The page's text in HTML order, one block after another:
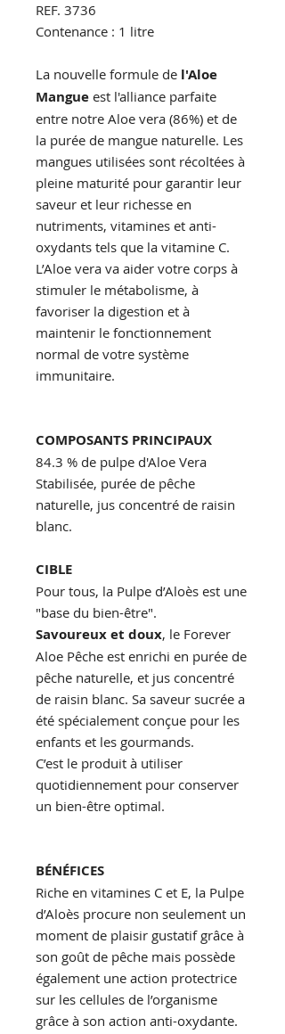
REF. 3736
Contenance : 1 litre
La nouvelle formule de l'Aloe
Mangue est l'alliance parfaite
entre notre Aloe vera (86%) et de
la purée de mangue naturelle. Les
mangues utilisées sont récoltées à
pleine maturité pour garantir leur
saveur et leur richesse en
nutriments, vitamines et anti-
oxydants tels que la vitamine C.
L’Aloe vera va aider votre corps à
stimuler le métabolisme, à
favoriser la digestion et à
maintenir le fonctionnement
normal de votre système
immunitaire.
COMPOSANTS PRINCIPAUX
84.3 % de pulpe d'Aloe Vera
Stabilisée, purée de pêche
naturelle, jus concentré de raisin
blanc.
CIBLE
Pour tous, la Pulpe d’Aloès est une
"base du bien-être".
Savoureux et doux, le Forever
Aloe Pêche est enrichi en purée de
pêche naturelle, et jus concentré
de raisin blanc. Sa saveur sucrée a
été spécialement conçue pour les
enfants et les gourmands.
C’est le produit à utiliser
quotidiennement pour conserver
un bien-être optimal.
BÉNÉFICES
Riche en vitamines C et E, la Pulpe
d’Aloès procure non seulement un
moment de plaisir gustatif grâce à
son goût de pêche mais possède
également une action protectrice
sur les cellules de l’organisme
grâce à son action anti-oxydante.